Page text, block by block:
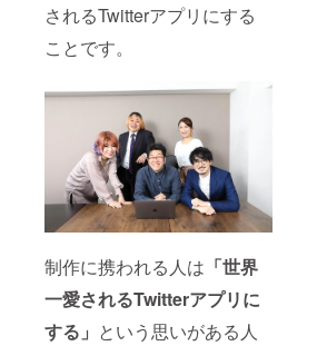
されるTwitterアプリにする
ことです。
制作に携われる人は 「世界
一愛されるTwitterアプリに
する」 という思いがある人